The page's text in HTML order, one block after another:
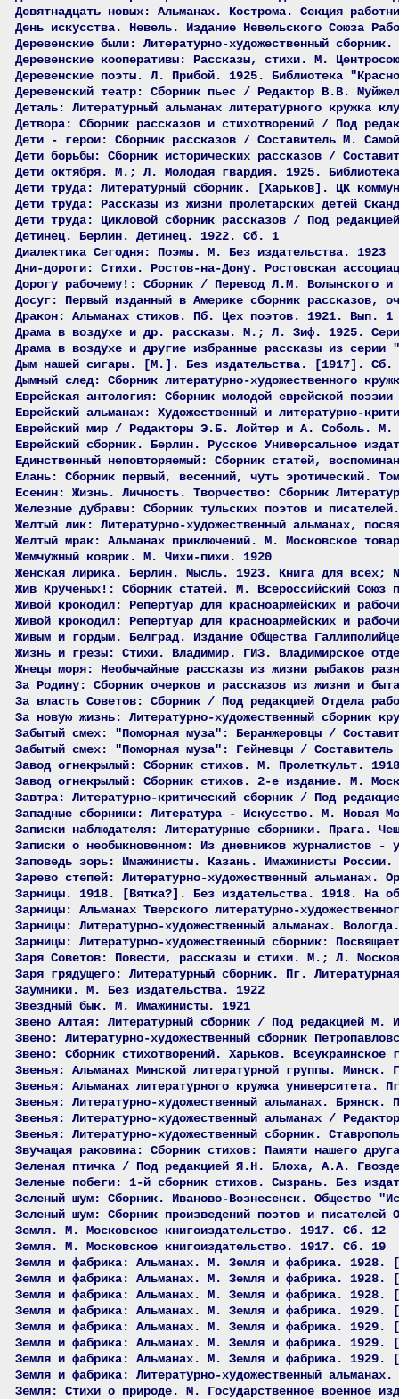
Девятнадцать новых: Альманах. Кострома. Секция
День искусства. Невель. Издание Невельского Союза
Деревенские были: Литературно-художественный
Деревенские кооперативы: Рассказы, стихи. М.
Деревенские поэты. Л. Прибой. 1925. Библиотека
Деревенский театр: Сборник пьес / Редактор В.В.
Деталь: Литературный альманах литературного кружка
Детвора: Сборник рассказов и стихотворений / Под
Дети - герои: Сборник рассказов / Составитель М.
Дети борьбы: Сборник исторических рассказов /
Дети октября. М.; Л. Молодая гвардия. 1925.
Дети труда: Литературный сборник. [Харьков]. ЦК
Дети труда: Рассказы из жизни пролетарских детей
Дети труда: Цикловой сборник рассказов / Под
Детинец. Берлин. Детинец. 1922. Сб. 1
Диалектика Сегодня: Поэмы. М. Без издательства. 1923
Дни-дороги: Стихи. Ростов-на-Дону. Ростовская
Дорогу рабочему!: Сборник / Перевод Л.М. Волынского
Досуг: Первый изданный в Америке сборник рассказов,
Дракон: Альманах стихов. Пб. Цех поэтов. 1921. Вып. 1
Драма в воздухе и др. рассказы. М.; Л. Зиф. 1925.
Драма в воздухе и другие избранные рассказы из
Дым нашей сигары. [М.]. Без издательства. [1917]. Сб.
Дымный след: Сборник литературно-художественного
Еврейская антология: Сборник молодой еврейской
Еврейский альманах: Художественный и литературно-
Еврейский мир / Редакторы Э.Б. Лойтер и А. Соболь.
Еврейский сборник. Берлин. Русское Универсальное
Единственный неповторяемый: Сборник статей,
Елань: Сборник первый, весенний, чуть эротический.
Есенин: Жизнь. Личность. Творчество: Сборник
Железные дубравы: Сборник тульских поэтов и
Желтый лик: Литературно-художественный альманах,
Желтый мрак: Альманах приключений. М. Московское
Жемчужный коврик. М. Чихи-пихи. 1920
Женская лирика. Берлин. Мысль. 1923. Книга для всех;
Жив Крученых!: Сборник статей. М. Всероссийский Союз
Живой крокодил: Репертуар для красноармейских и
Живой крокодил: Репертуар для красноармейских и
Живым и гордым. Белград. Издание Общества
Жизнь и грезы: Стихи. Владимир. ГИЗ. Владимирское
Жнецы моря: Необычайные рассказы из жизни рыбаков
За Родину: Сборник очерков и рассказов из жизни и
За власть Советов: Сборник / Под редакцией Отдела
За новую жизнь: Литературно-художественный сборник
Забытый смех: "Поморная муза": Беранжеровцы /
Забытый смех: "Поморная муза": Гейневцы /
Завод огнекрылый: Сборник стихов. М. Пролеткульт. 1918
Завод огнекрылый: Сборник стихов. 2-е издание. М.
Завтра: Литературно-критический сборник / Под
Западные сборники: Литература - Искусство. М. Новая
Записки наблюдателя: Литературные сборники. Прага.
Записки о необыкновенном: Из дневников
Заповедь зорь: Имажинисты. Казань. Имажинисты России.
Зарево степей: Литературно-художественный альманах.
Зарницы. 1918. [Вятка?]. Без издательства. 1918. На
Зарницы: Альманах Тверского литературно-
Зарницы: Литературно-художественный альманах.
Зарницы: Литературно-художественный сборник:
Заря Советов: Повести, рассказы и стихи. М.; Л.
Заря грядущего: Литературный сборник. Пг.
Заумники. М. Без издательства. 1922
Звездный бык. М. Имажинисты. 1921
Звено Алтая: Литературный сборник / Под редакцией М.
Звено: Литературно-художественный сборник
Звено: Сборник стихотворений. Харьков. Всеукраинское
Звенья: Альманах Минской литературной группы. Минск.
Звенья: Альманах литературного кружка университета.
Звенья: Литературно-художественный альманах. Брянск.
Звенья: Литературно-художественный альманах /
Звенья: Литературно-художественный сборник.
Звучащая раковина: Сборник стихов: Памяти нашего
Зеленая птичка / Под редакцией Я.Н. Блоха, А.А.
Зеленые побеги: 1-й сборник стихов. Сызрань. Без
Зеленый шум: Сборник. Иваново-Вознесенск. Общество
Зеленый шум: Сборник произведений поэтов и писателей
Земля. М. Московское книгоиздательство. 1917. Сб. 12
Земля. М. Московское книгоиздательство. 1917. Сб. 19
Земля и фабрика: Альманах. М. Земля и фабрика.
Земля и фабрика: Альманах. М. Земля и фабрика.
Земля и фабрика: Альманах. М. Земля и фабрика.
Земля и фабрика: Альманах. М. Земля и фабрика.
Земля и фабрика: Альманах. М. Земля и фабрика.
Земля и фабрика: Альманах. М. Земля и фабрика.
Земля и фабрика: Альманах. М. Земля и фабрика.
Земля и фабрика: Литературно-художественный
Земля: Стихи о природе. М. Государственное военное